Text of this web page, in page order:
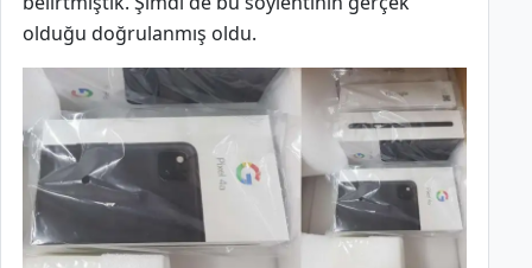
olduğu doğrulanmış oldu.